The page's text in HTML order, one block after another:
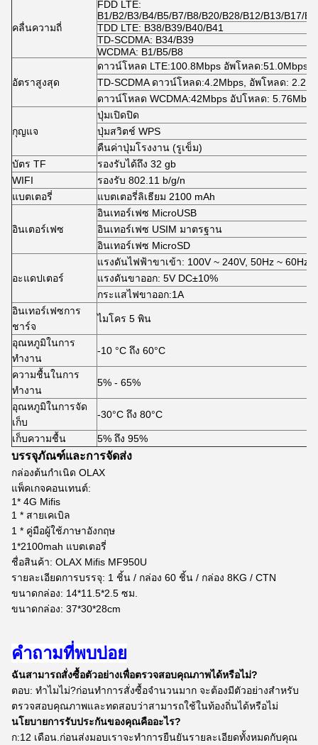
คลื่นความถี่
FDD LTE:
B1/B2/B3/B4/B5/B7/B8/B20/B28/B12/B13/B17/
TDD LTE: B38/B39/B40/B41
TD-SCDMA: B34/B39
WCDMA: B1/B5/B8
อัตราสูงสุด
ดาวน์โหลด LTE:100.8Mbps อัพโหลด:51.0Mbps (
TD-SCDMA ดาวน์โหลด:4.2Mbps, อัพโหลด:
ดาวน์โหลด WCDMA:42Mbps อัปโหลด: 5.76Mbps
กุญแจ
ปุ่มเปิดปิด
ปุ่มสวิตช์ WPS
คืนค่าปุ่มโรงงาน (รูเข็ม)
บัตร TF
รองรับได้ถึง 32 gb
WIFI
รองรับ 802.11 b/g/n
แบตเตอรี่
แบตเตอรี่ลิเธียม 2100 mAh
อินเตอร์เฟซ
อินเทอร์เฟซ MicroUSB
อินเทอร์เฟซ USIM มาตรฐาน
อินเทอร์เฟซ MicroSD
อะแดปเตอร์
แรงดันไฟฟ้าขาเข้า: 100V ~ 240V, 50Hz ~ 60Hz
แรงดันขาออก: 5V DC±10%
กระแสไฟขาออก:1A
อินเทอร์เฟซการ
ชาร์จ
ไมโคร 5 พิน
อุณหภูมิในการ
ทำงาน
-10 °C ถึง 60°C
ความชื้นในการ
ทำงาน
5% - 65%
อุณหภูมิในการจัด
เก็บ
-30°C ถึง 80°C
เก็บความชื้น 5% ถึง 95%
บรรจุภัณฑ์และการจัดส่ง
กล่องต้นกำเนิด OLAX
แพ็คเกจคอนเทนต์:
1* 4G Mifis
1 * สายเคเบิล
1 * คู่มือผู้ใช้ภาษาอังกฤษ
1*2100mah แบตเตอรี่
ชื่อสินค้า: OLAX Mifis MF950U
รายละเอียดการบรรจุ: 1 ชิ้น / กล่อง 60 ชิ้น / กล่อง 8KG / CTN
ขนาดกล่อง: 14*11.5*2.5 ซม.
ขนาดกล่อง: 37*30*28cm
คำถามที่พบบ่อย
ฉันสามารถสั่งซื้อตัวอย่างเพื่อตรวจสอบคุณภาพได้หรือไม่?
ตอบ: ทำไมไม่?ก่อนทำการสั่งซื้อจำนวนมาก จะต้องมีตัวอย่างสำหรับ
ตรวจสอบคุณภาพและทดสอบว่าสามารถใช้ในท้องถิ่นได้หรือไม่
นโยบายการรับประกันของคุณคืออะไร?
ก:12 เดือน.ก่อนส่งมอบเราจะทำการยืนยันรายละเอียดทั้งหมดกับคุณ